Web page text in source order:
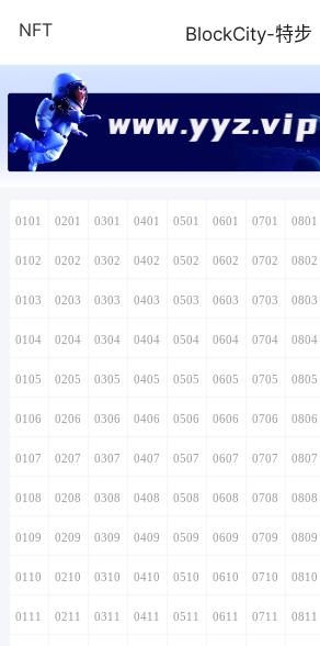
NFT BlockCity-特步
www.yyz.vip
0101 0201 0301 0401 0501 0601 0701 0801
0102 0202 0302 0402 0502 0602 0702 0802
0103 0203 0303 0403 0503 0603 0703 0803
0104 0204 0304 0404 0504 0604 0704 0804
0105 0205 0305 0405 0505 0605 0705 0805
0106 0206 0306 0406 0506 0606 0706 0806
0107 0207 0307 0407 0507 0607 0707 0807
0108 0208 0308 0408 0508 0608 0708 0808
0109 0209 0309 0409 0509 0609 0709 0809
0110 0210 0310 0410 0510 0610 0710 0810
0111 0211 0311 0411 0511 0611 0711 0811